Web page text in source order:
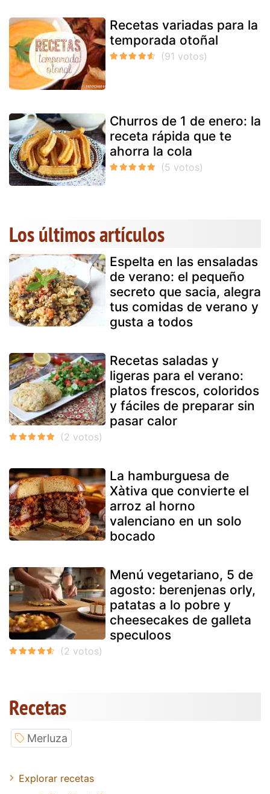
Recetas variadas para la
temporada otoñal
Churros de 1 de enero: la
receta rápida que te
ahorra la cola
Los últimos artículos
Espelta en las ensaladas
de verano: el pequeño
secreto que sacia, alegra
tus comidas de verano y
gusta a todos
Recetas saladas y
ligeras para el verano:
platos frescos, coloridos
y fáciles de preparar sin
pasar calor
La hamburguesa de
Xàtiva que convierte el
arroz al horno
valenciano en un solo
bocado
Menú vegetariano, 5 de
agosto: berenjenas orly,
patatas a lo pobre y
cheesecakes de galleta
speculoos
Recetas
Merluza
Explorar recetas